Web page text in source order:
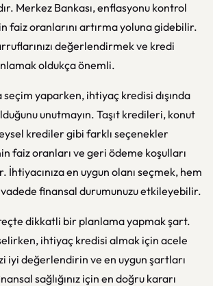
Merkez Bankası, enflasyonu kontrol
faiz oranlarını artırma yoluna gidebilir.
değerlendirmek ve kredi
oldukça önemli.
yaparken, ihtiyaç kredisi dışında
unutmayın. Taşıt kredileri, konut
krediler gibi farklı seçenekler
faiz oranları ve geri ödeme koşulları
en uygun olanı seçmek, hem
vadede finansal durumunuzu etkileyebilir.
dikkatli bir planlama yapmak şart.
ihtiyaç kredisi almak için acele
iyi değerlendirin ve en uygun şartları
sağlığınız için en doğru kararı